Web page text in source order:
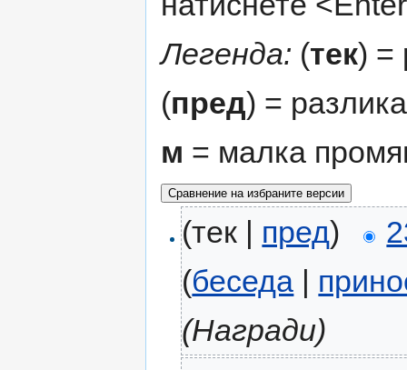
Легенда: (тек) =
(пред) =
м = малка
(тек | пред)
(беседа |
(Награди)